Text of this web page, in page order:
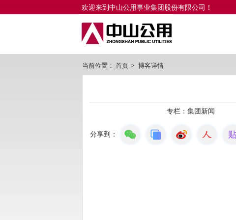
欢迎来到中山公用事业集团股份有限公司！
当前位置： 首页 > 博客详情
专栏： 集团新闻
分享到：